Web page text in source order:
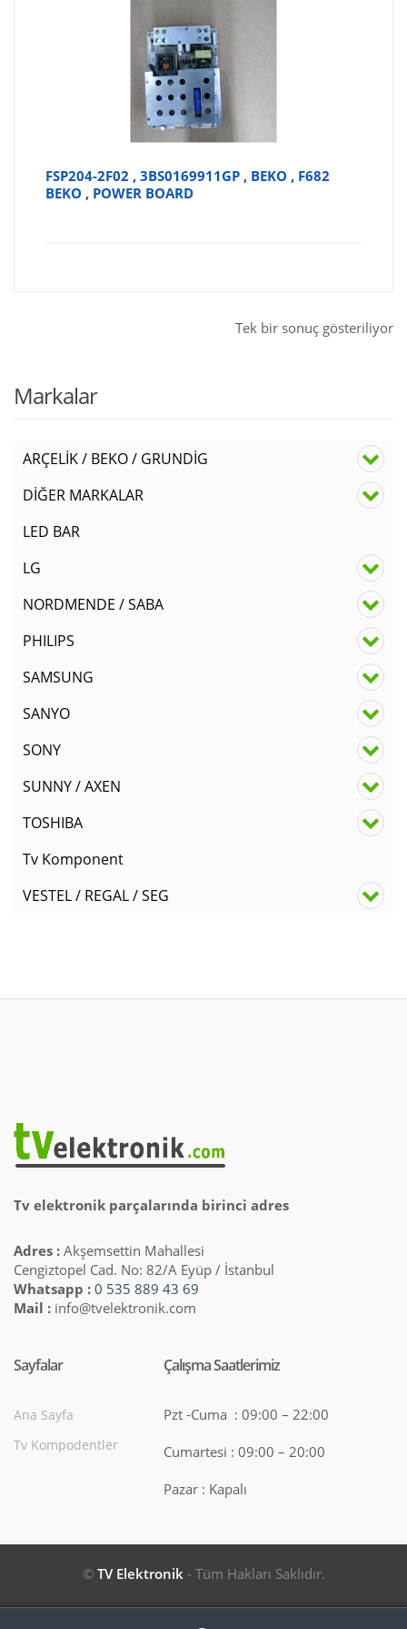
FSP204-2F02 , 3BS0169911GP , BEKO , F682
BEKO , POWER BOARD
Tek bir sonuç gösteriliyor
Markalar
ARÇELİK / BEKO / GRUNDİG
DİĞER MARKALAR
LED BAR
LG
NORDMENDE / SABA
PHILIPS
SAMSUNG
SANYO
SONY
SUNNY / AXEN
TOSHIBA
Tv Komponent
VESTEL / REGAL / SEG
Tv elektronik parçalarında birinci adres
Adres : Akşemsettin Mahallesi
Cengiztopel Cad. No: 82/A Eyüp / İstanbul
Whatsapp : 0 535 889 43 69
Mail : info@tvelektronik.com
Sayfalar
Ana Sayfa
Tv Kompodentler
Çalışma Saatlerimiz
Pzt -Cuma : 09:00 – 22:00
Cumartesi : 09:00 – 20:00
Pazar : Kapalı
© TV Elektronik- Tüm Hakları Saklıdır.